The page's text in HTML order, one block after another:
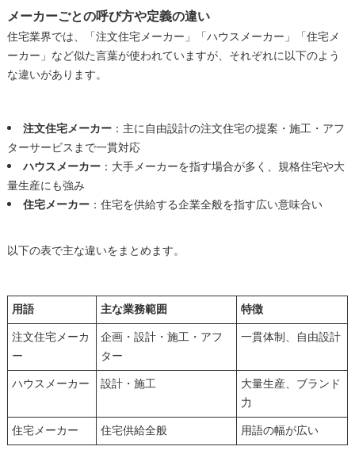
メーカーごとの呼び方や定義の違い
住宅業界では、「注文住宅メーカー」「ハウスメーカー」「住宅メ
ーカー」など似た言葉が使われていますが、それぞれに以下のよう
な違いがあります。
注文住宅メーカー：主に自由設計の注文住宅の提案・施工・アフ
ターサービスまで一貫対応
ハウスメーカー：大手メーカーを指す場合が多く、規格住宅や大
量生産にも強み
住宅メーカー：住宅を供給する企業全般を指す広い意味合い
以下の表で主な違いをまとめます。
用語 主な業務範囲
特徴
注文住宅メーカ
ー
企画・設計・施工・アフ
ター
一貫体制、自由設計
ハウスメーカー 設計・施工
大量生産、ブランド
力
住宅メーカー
住宅供給全般 用語の幅が広い